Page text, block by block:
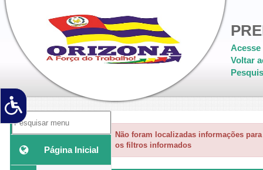
Acesse
Voltar
'
Página Inicial
Não foram localizadas informações para
os filtros informados